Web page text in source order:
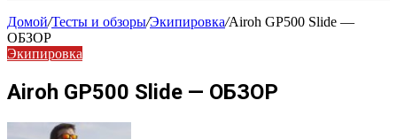
Домой/Тесты и обзоры/Экипировка/Airoh GP500 Slide —
ОБЗОР
Экипировка
Airoh GP500 Slide — ОБЗОР